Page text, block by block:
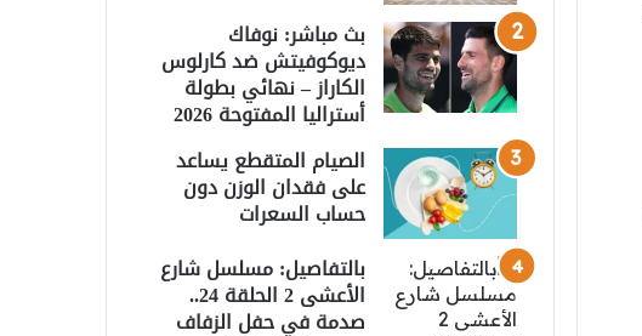
بث مباشر: نوفاك
ديوكوفيتش ضد كارلوس
الكاراز – نهائي بطولة
أستراليا المفتوحة 2026
الصيام المتقطع يساعد
على فقدان الوزن دون
حساب السعرات
بالتفاصيل: مسلسل شارع
الأعشى 2 الحلقة 24..
صدمة في حفل الزفاف